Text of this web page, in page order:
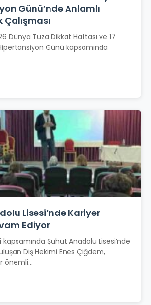
Günü’nde Anlamlı
Çalışması
Dünya Tuza Dikkat Haftası ve 17
Günü kapsamında
Lisesi’nde Kariyer
Ediyor
kapsamında Şuhut Anadolu Lisesi’nde
Diş Hekimi Enes Çiğdem,
önemli...